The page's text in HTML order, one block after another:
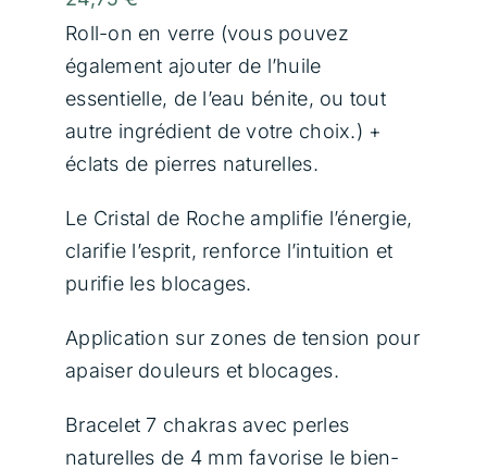
Contact
Panier
Roll-on en verre (vous pouvez
également ajouter de l’huile
essentielle, de l’eau bénite, ou tout
autre ingrédient de votre choix.) +
éclats de pierres naturelles.
Le Cristal de Roche amplifie l’énergie,
clarifie l’esprit, renforce l’intuition et
purifie les blocages.
Application sur zones de tension pour
apaiser douleurs et blocages.
Bracelet 7 chakras avec perles
naturelles de 4 mm favorise le bien-